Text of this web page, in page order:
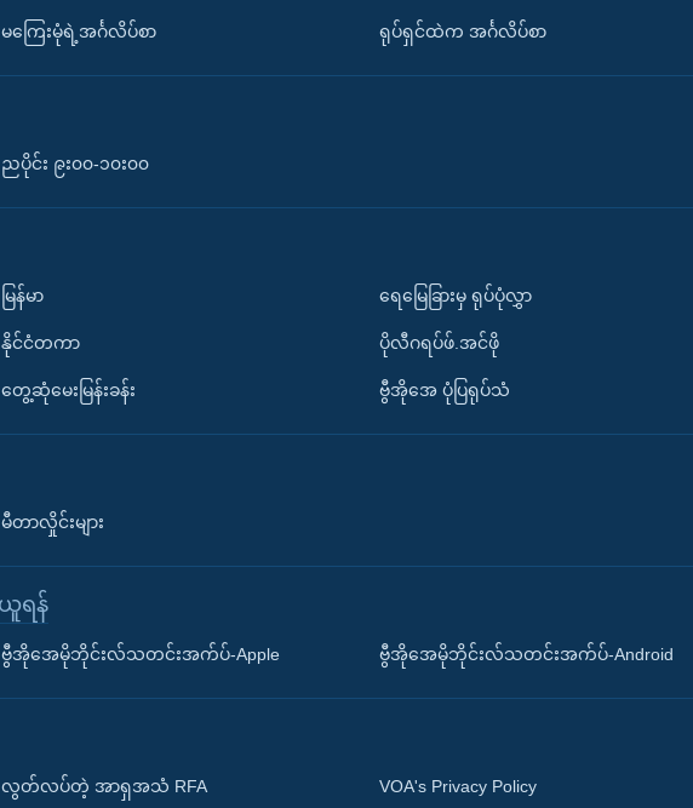
မကြေးမုံရဲ့အင်္ဂလိပ်စာ ရုပ်ရှင်ထဲက အင်္ဂလိပ်စာ
ညပိုင်း ၉း၀၀-၁၀း၀၀
မြန်မာ
နိုင်ငံတကာ
တွေ့ဆုံမေးမြန်းခန်း
ရေမြေခြားမှ ရုပ်ပုံလွှာ
ပိုလီဂရပ်ဖ်.အင်ဖို
ဗွီအိုအေ ပုံပြရုပ်သံ
မီတာလှိုင်းများ
ရန်
ဗွီအိုအေမိုဘိုင်းလ်သတင်းအက်ပ်-Apple ဗွီအိုအေမိုဘိုင်းလ်သတင်းအက်ပ်-Android
လွတ်လပ်တဲ့ အာရှအသံ RFA VOA's Privacy Policy